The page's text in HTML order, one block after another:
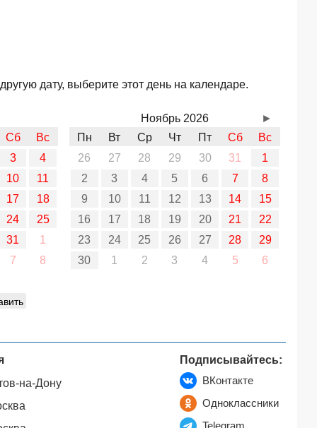
дату, выберите этот день на календаре.
Сб
Вс
3
4
10
11
17
18
24
25
31
1
7
8
Ноябрь 2026
Пн
Вт Ср Чт Пт Сб
Вс
26
27 28 29 30 31
1
2
3 4 5 6 7
8
9
10 11 12 13 14
15
16
17 18 19 20 21
22
23
24 25 26 27 28
29
30
1 2 3 4 5 6
►
на-Дону
Подписывайтесь:
ВКонтакте
Одноклассники
Telegram